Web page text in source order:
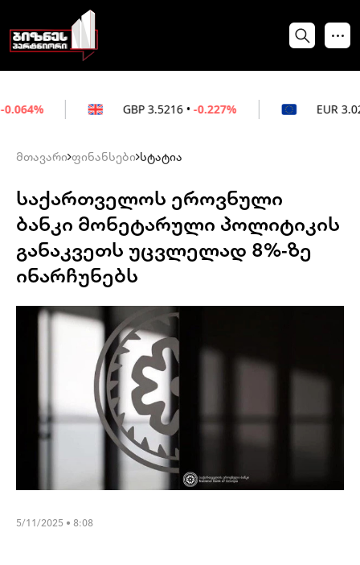
GBP 3.5216 -0.227% EUR 3.0212 -0.172%
მთავარი ფინანსები სტატია
საქართველოს ეროვნული
ბანკი მონეტარული პოლიტიკის
განაკვეთს უცვლელად 8%-ზე
ინარჩუნებს
5/11/2025 • 8:08